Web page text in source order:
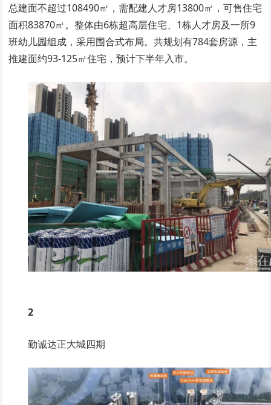
总建面不超过108490㎡，需配建人才房13800㎡，可售住宅
面积83870㎡。整体由6栋超高层住宅、1栋人才房及一所9
班幼儿园组成，采用围合式布局。共规划有784套房源，主
推建面约93-125㎡住宅，预计下半年入市。
2
勤诚达正大城四期